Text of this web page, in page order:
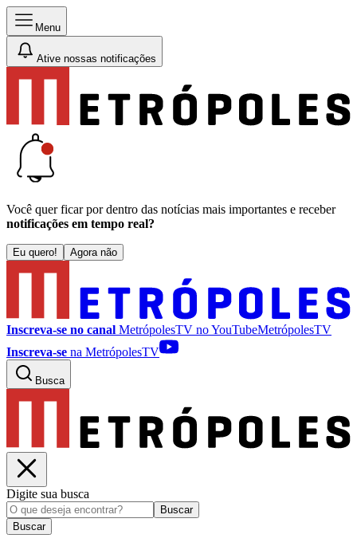
Menu
Ative nossas notificações
Você quer ficar por dentro das notícias mais importantes e receber
notificações em tempo real?
Eu quero! Agora não
Inscreva-se no canal MetrópolesTV noYouTubeMetrópolesTV
Inscreva-se na MetrópolesTV
Busca
Digite sua busca
Buscar
Buscar